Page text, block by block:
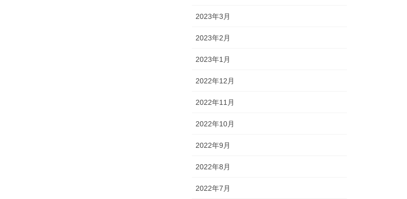
2023年3月
2023年2月
2023年1月
2022年12月
2022年11月
2022年10月
2022年9月
2022年8月
2022年7月